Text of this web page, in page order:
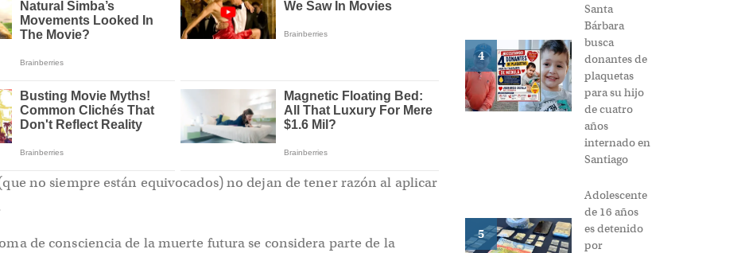
no siempre están equivocados) no dejan de tener razón al aplicar
de consciencia de la muerte futura se considera parte de la
4
Santa
Bárbara
busca
donantes de
plaquetas
para su hijo
de cuatro
años
internado en
Santiago
5
Adolescente
de 16 años
es detenido
por